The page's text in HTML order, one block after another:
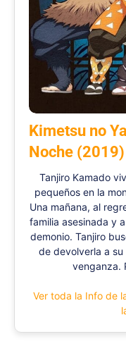
Kimetsu no
Noche (2019)
Tanjiro Kamado
pequeños en la
Una mañana, al
familia asesinada y
demonio. Tanjiro
de devolverla a
venganza.
Ver toda la Info de